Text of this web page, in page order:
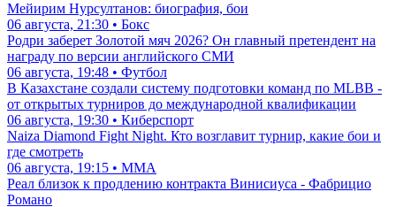
Мейирим Нурсултанов: биография, бои
06 августа, 21:30 • Бокс
Родри заберет Золотой мяч 2026? Он главный претендент на
награду по версии английского СМИ
06 августа, 19:48 • Футбол
В Казахстане создали систему подготовки команд по MLBB -
от открытых турниров до международной квалификации
06 августа, 19:30 • Киберспорт
Naiza Diamond Fight Night. Кто возглавит турнир, какие бои и
где смотреть
06 августа, 19:15 • ММА
Реал близок к продлению контракта Винисиуса - Фабрицио
Романо